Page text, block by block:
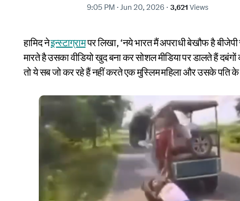
हामिद नेइन्स्टाग्रामपर लिखा, ‘नये भारत मैं अपराधी बेखौफ है
मारते है उसका वीडियो खुद बना कर सोशल मीडिया पर डालते हैं
तो ये सब जो कर रहे हैं नहीं करते एक मुस्लिम महिला और उसके पति के